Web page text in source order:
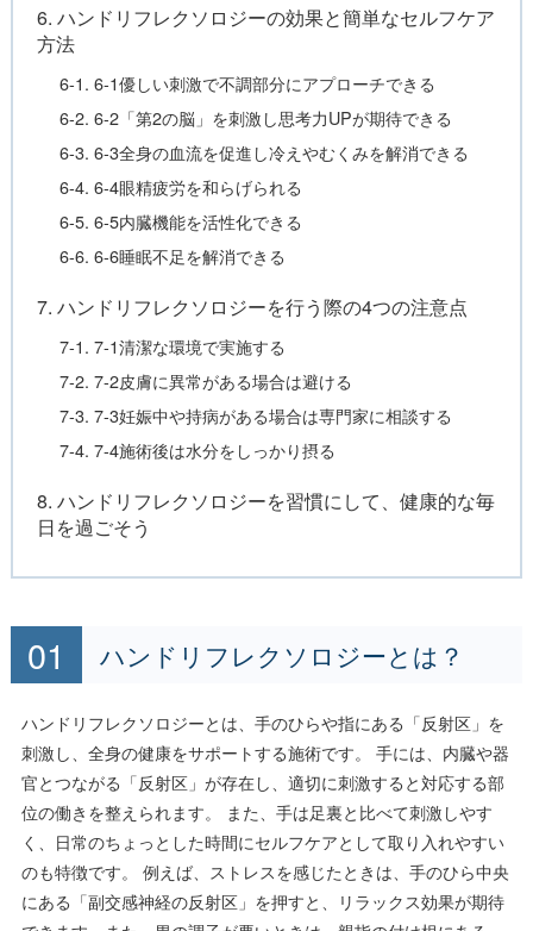
6. ハンドリフレクソロジーの効果と簡単なセルフケア
方法
6-1. 6-1優しい刺激で不調部分にアプローチできる
6-2. 6-2「第2の脳」を刺激し思考力UPが期待できる
6-3. 6-3全身の血流を促進し冷えやむくみを解消できる
6-4. 6-4眼精疲労を和らげられる
6-5. 6-5内臓機能を活性化できる
6-6. 6-6睡眠不足を解消できる
7. ハンドリフレクソロジーを行う際の4つの注意点
7-1. 7-1清潔な環境で実施する
7-2. 7-2皮膚に異常がある場合は避ける
7-3. 7-3妊娠中や持病がある場合は専門家に相談する
7-4. 7-4施術後は水分をしっかり摂る
8. ハンドリフレクソロジーを習慣にして、健康的な毎
日を過ごそう
ハンドリフレクソロジーとは？
ハンドリフレクソロジーとは、手のひらや指にある「反射区」を
刺激し、全身の健康をサポートする施術です。 手には、内臓や器
官とつながる「反射区」が存在し、適切に刺激すると対応する部
位の働きを整えられます。 また、手は足裏と比べて刺激しやす
く、日常のちょっとした時間にセルフケアとして取り入れやすい
のも特徴です。 例えば、ストレスを感じたときは、手のひら中央
にある「副交感神経の反射区」を押すと、リラックス効果が期待